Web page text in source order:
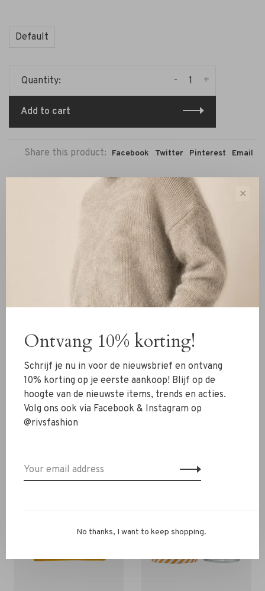
Default
Quantity: +
-
Add to cart
Share this product: Facebook Twitter Pinterest Email
0 stars based on 0 reviews
Add your review
You might also be interested in this!
✕
Ontvang 10% korting!
Schrijf je nu in voor de nieuwsbrief en ontvang
10% korting op je eerste aankoop! Blijf op de
hoogte van de nieuwste items, trends en acties.
Volg ons ook via Facebook & Instagram op
@rivsfashion
No thanks, I want to keep shopping.